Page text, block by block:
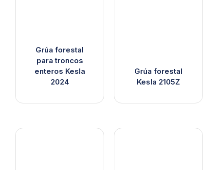
Grúa forestal
para troncos
enteros Kesla
2024
Grúa forestal
Kesla 2105Z